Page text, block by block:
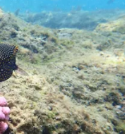
外四名專家學者及保育
物多樣性、海洋法規政
保育獲獎、特殊貢獻，
蹟。委員12月10日起聘
海洋大學海洋生物研究
海洋研究所退休教授戴
系教授施文真，保育團
事長文魯彬。